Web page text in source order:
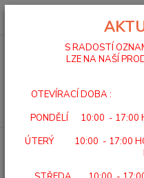
Úvod VLOŽKY SVORTO
S RADOSTÍ
LZE NA NAŠÍ
OTEVÍRACÍ
PONDĚLÍ 10:00 -
ÚTERÝ 10:00 - 17:00